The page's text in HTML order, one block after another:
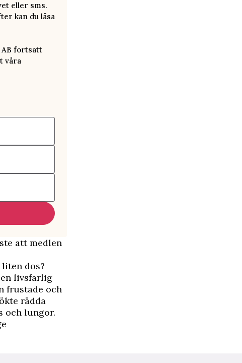
eller sms.
kan du läsa
fortsatt
våra
att medlen
dos?
livsfarlig
frustade och
rädda
och lungor.